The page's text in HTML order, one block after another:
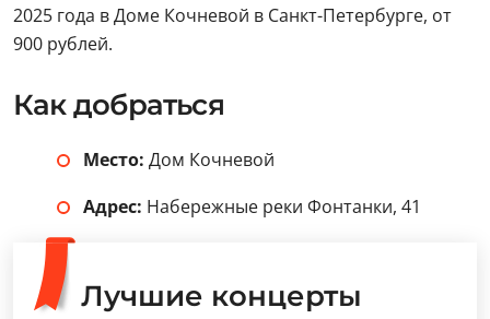
2025 года в Доме Кочневой в Санкт-Петербурге, от
900 рублей.
Как добраться
Место: Дом Кочневой
Адрес: Набережные реки Фонтанки, 41
Лучшие концерты